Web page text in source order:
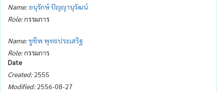
Name: อนุรักษ์ ปัญญานุวัฒน์
Role:กรรมการ
Name:ชูชีพ พุทธประเสริฐ
Role:กรรมการ
Date
Created: 2555
Modified: 2556-08-27